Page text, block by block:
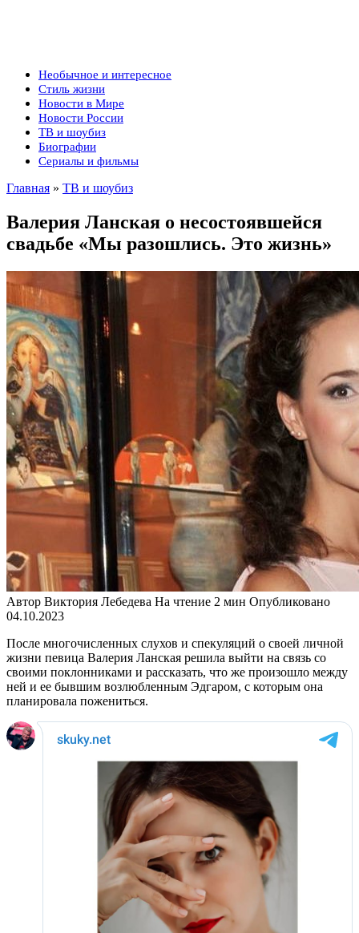
Необычное и интересное
Стиль жизни
Новости в Мире
Новости России
ТВ и шоубиз
Биографии
Сериалы и фильмы
Главная » ТВ и шоубиз
Валерия Ланская о несостоявшейся
свадьбе «Мы разошлись. Это жизнь»
Автор Виктория Лебедева На чтение 2 мин Опубликовано
04.10.2023
После многочисленных слухов и спекуляций о своей личной
жизни певица Валерия Ланская решила выйти на связь со
своими поклонниками и рассказать, что же произошло между
ней и ее бывшим возлюбленным Эдгаром, с которым она
планировала пожениться.